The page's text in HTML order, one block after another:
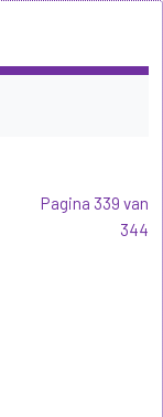
Pagina 339 van
344